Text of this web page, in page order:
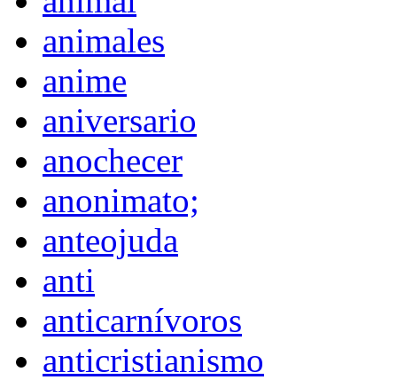
animales
anime
aniversario
anochecer
anonimato;
anteojuda
anti
anticarnívoros
anticristianismo